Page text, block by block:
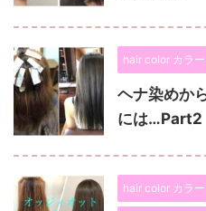
hair color カラー
ヘナ染めか
には…Part2
hair color カラー